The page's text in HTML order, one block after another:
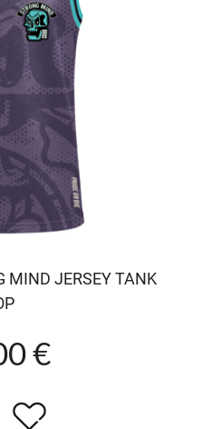
MIND JERSEY TANK
€